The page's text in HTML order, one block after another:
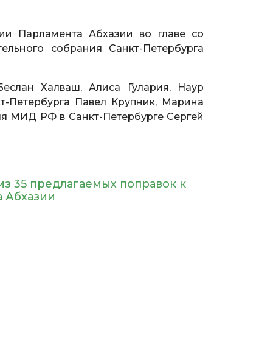
Парламента Абхазии во главе со
собрания Санкт-Петербурга
Халваш, Алиса Гулария, Наур
Петербурга Павел Крупник, Марина
МИД РФ в Санкт-Петербурге Сергей
35 предлагаемых поправок к
Абхазии